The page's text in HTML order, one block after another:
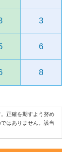
3
6
8
正確を期すよう努め
はありません。該当